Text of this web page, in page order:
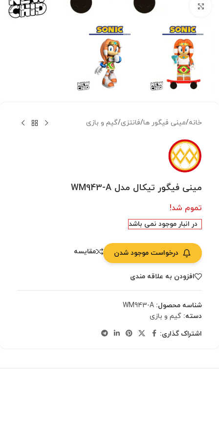
بزرگنمایی تصویر
خانه/مینی فیگور ها/فانتزی/گیم و بازی
مینی فیگور تیکال مدل WM943-A
تموم شد!
در انبار موجود نمی باشد
درخواست موجود شدن مقایسه
افزودن به علاقه مندی
شناسه محصول: WM943-A
دسته: گیم و بازی
اشتراک گذاری: